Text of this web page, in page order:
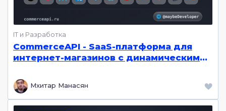
IT и Разработка
CommerceAPI - SaaS-платформа для
интернет-магазинов с динамическим
каталогов | Next.js, Nest.js, PostgreSQL,
Redis
Мхитар Манасян